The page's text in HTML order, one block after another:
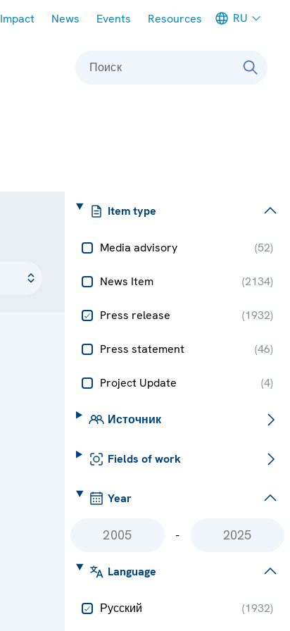
Impact News Events Resources RU
Поиск
Item type
Media advisory (52)
News Item (2134)
Press release (1932)
Press statement (46)
Project Update (4)
Источник
Fields of work
Year
-
Language
Русский (1932)